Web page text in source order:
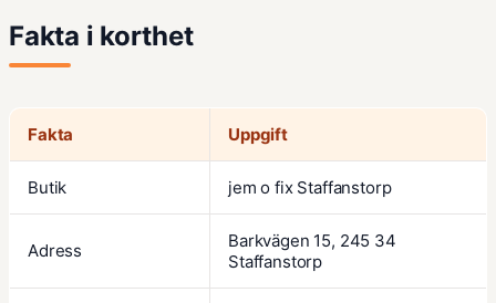
Fakta i korthet
Fakta Uppgift
Butik jem o fix Staffanstorp
Adress
Barkvägen 15, 245 34
Staffanstorp